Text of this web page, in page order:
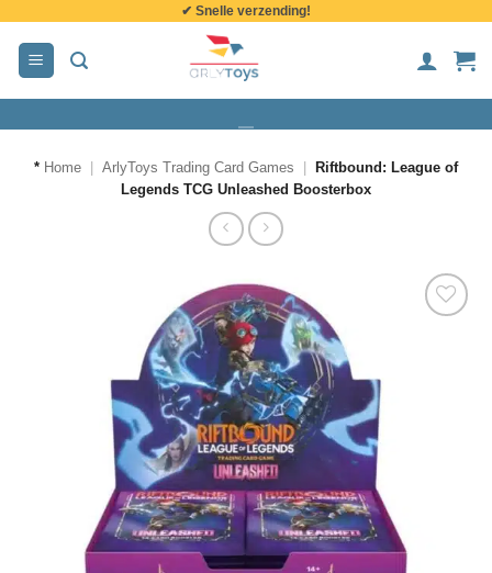
inhoud
✔ Snelle verzending!
* Home ArlyToys Trading Card Games
Riftbound: League of
Legends TCG Unleashed Boosterbox